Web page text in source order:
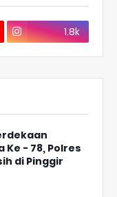
1.8k
Ke - 78, Polres
di Pinggir